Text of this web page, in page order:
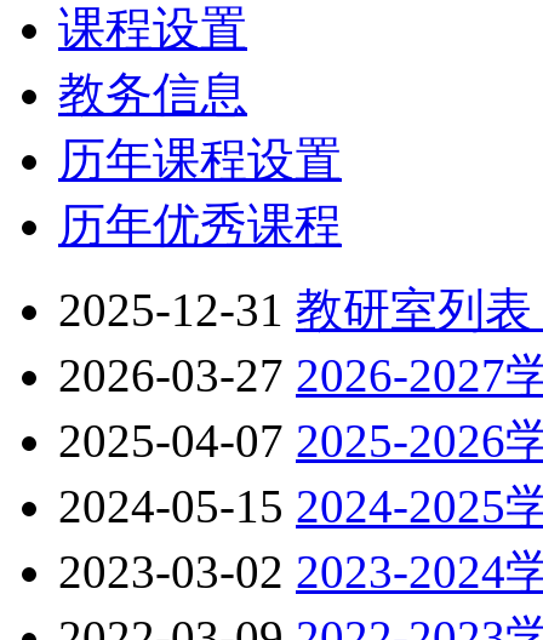
课程设置
教务信息
历年课程设置
历年优秀课程
2025-12-31 教研室列
2026-03-27 2026-2027
2025-04-07 2025-2026
2024-05-15 2024-2025
2023-03-02 2023-2024